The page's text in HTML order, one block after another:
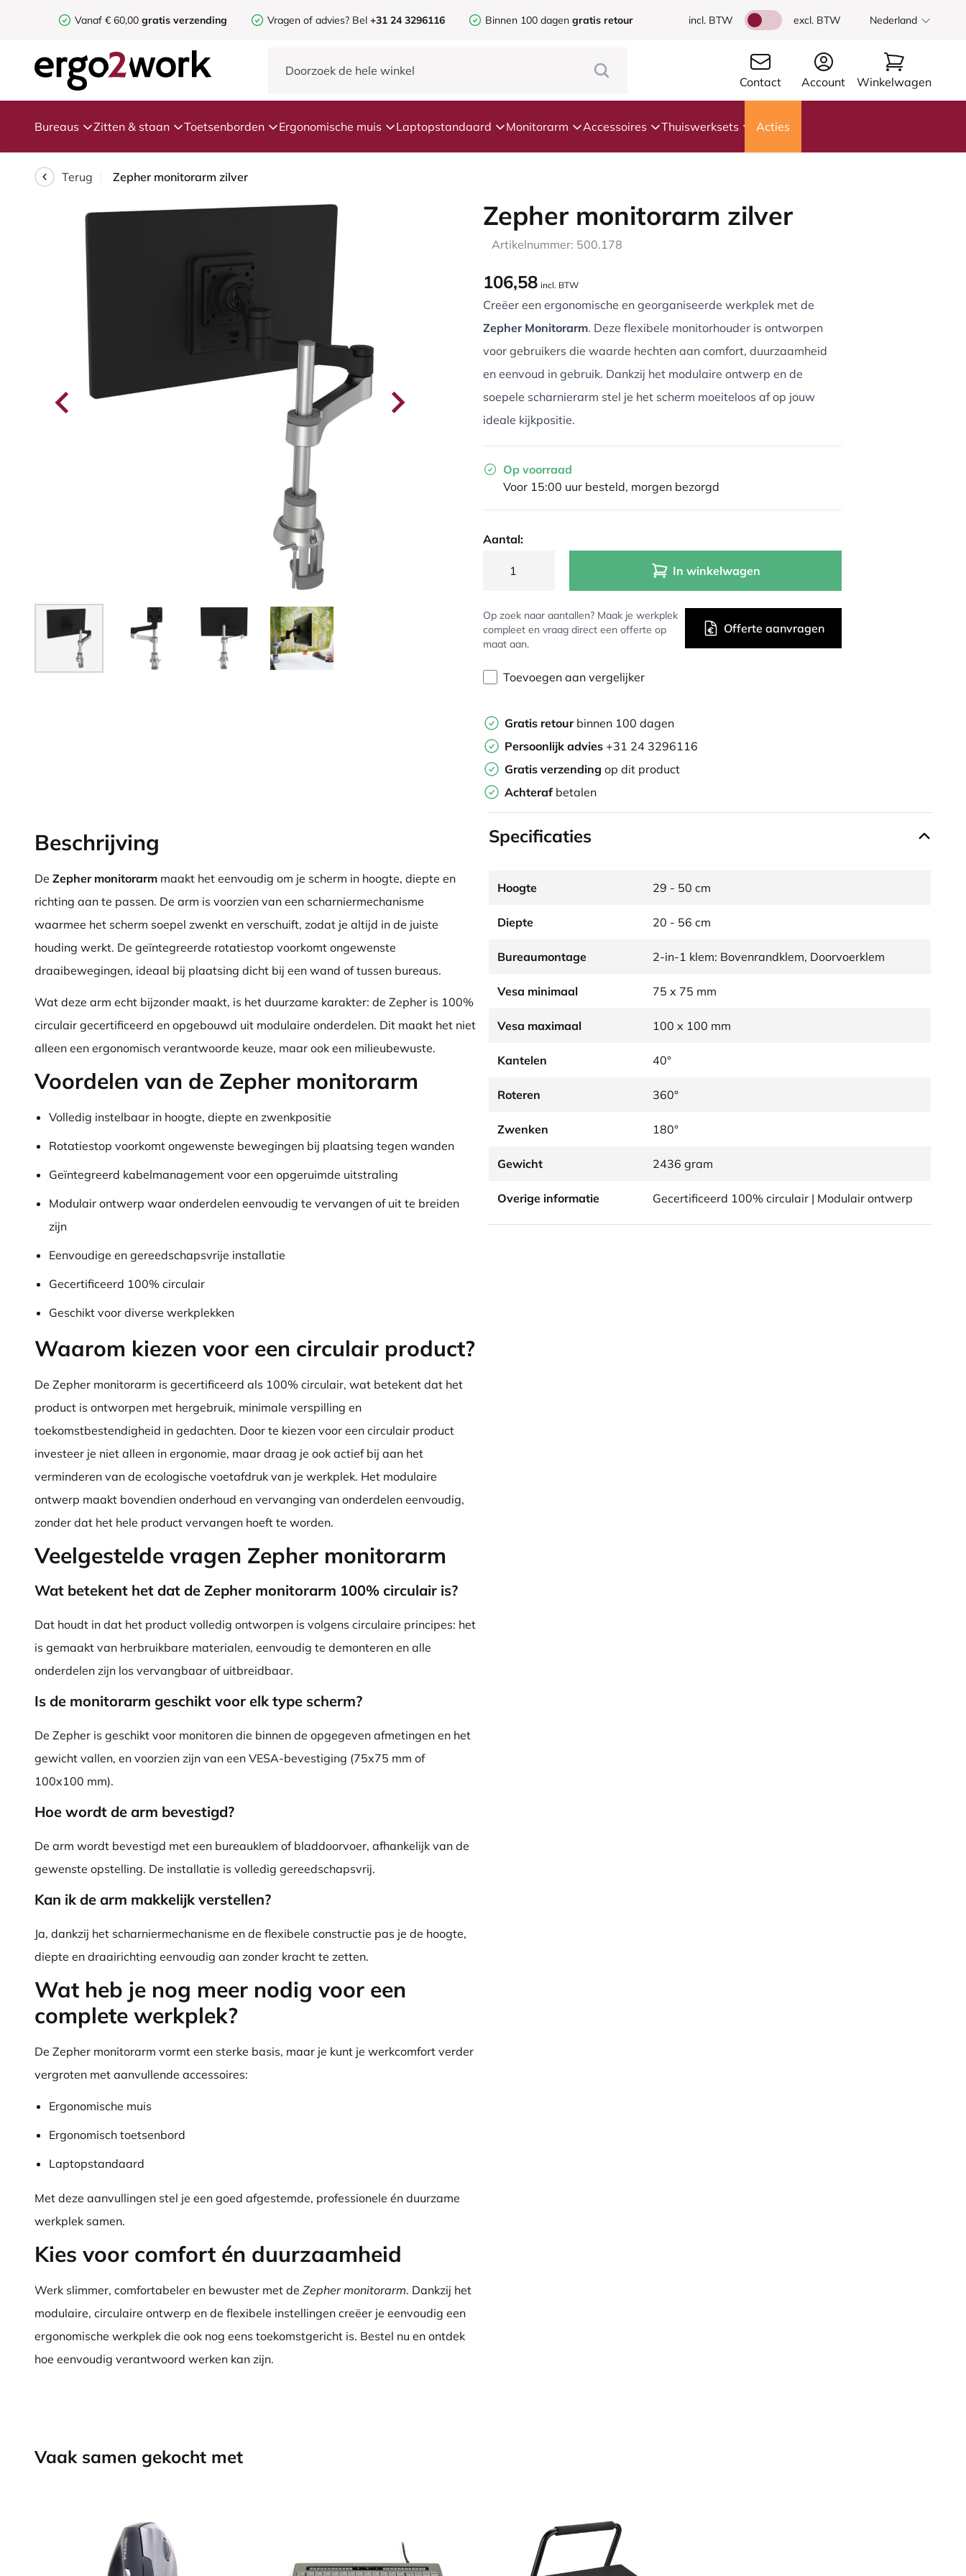
Vanaf € 60,00 gratis verzending Vragen of advies? Bel +31 24 3296116 Binnen 100 dagen gratis retour incl. BTW excl. BTW Nederland
Contact Account Winkelwagen
Bureaus Zitten & staan Toetsenborden Ergonomische muis Laptopstandaard Monitorarm Accessoires Thuiswerksets Acties
Terug Zepher monitorarm zilver
Zepher monitorarm zilver
Artikelnummer: 500.178
106,58 incl. BTW
Creëer een ergonomische en georganiseerde werkplek met de
Zepher Monitorarm. Deze flexibele monitorhouder is ontworpen
voor gebruikers die waarde hechten aan comfort, duurzaamheid
en eenvoud in gebruik. Dankzij het modulaire ontwerp en de
soepele scharnierarm stel je het scherm moeiteloos af op jouw
ideale kijkpositie.
Op voorraad
Voor 15:00 uur besteld, morgen bezorgd
Aantal:
In winkelwagen
Op zoek naar aantallen? Maak je werkplek
compleet en vraag direct een offerte op
maat aan.
Offerte aanvragen
Toevoegen aan vergelijker
Gratis retourbinnen 100 dagen
Persoonlijk advies +31 24 3296116
Gratis verzending op dit product
Achteraf betalen
Beschrijving
De Zepher monitorarm maakt het eenvoudig om je scherm in hoogte, diepte en
richting aan te passen. De arm is voorzien van een scharniermechanisme
waarmee het scherm soepel zwenkt en verschuift, zodat je altijd in de juiste
houding werkt. De geïntegreerde rotatiestop voorkomt ongewenste
draaibewegingen, ideaal bij plaatsing dicht bij een wand of tussen bureaus.
Wat deze arm echt bijzonder maakt, is het duurzame karakter: de Zepher is 100%
circulair gecertificeerd en opgebouwd uit modulaire onderdelen. Dit maakt het niet
alleen een ergonomisch verantwoorde keuze, maar ook een milieubewuste.
Voordelen van de Zepher monitorarm
Volledig instelbaar in hoogte, diepte en zwenkpositie
Rotatiestop voorkomt ongewenste bewegingen bij plaatsing tegen wanden
Geïntegreerd kabelmanagement voor een opgeruimde uitstraling
Modulair ontwerp waar onderdelen eenvoudig te vervangen of uit te breiden
zijn
Eenvoudige en gereedschapsvrije installatie
Gecertificeerd 100% circulair
Geschikt voor diverse werkplekken
Waarom kiezen voor een circulair product?
De Zepher monitorarm is gecertificeerd als 100% circulair, wat betekent dat het
product is ontworpen met hergebruik, minimale verspilling en
toekomstbestendigheid in gedachten. Door te kiezen voor een circulair product
investeer je niet alleen in ergonomie, maar draag je ook actief bij aan het
verminderen van de ecologische voetafdruk van je werkplek. Het modulaire
ontwerp maakt bovendien onderhoud en vervanging van onderdelen eenvoudig,
zonder dat het hele product vervangen hoeft te worden.
Veelgestelde vragen Zepher monitorarm
Wat betekent het dat de Zepher monitorarm 100% circulair is?
Dat houdt in dat het product volledig ontworpen is volgens circulaire principes: het
is gemaakt van herbruikbare materialen, eenvoudig te demonteren en alle
onderdelen zijn los vervangbaar of uitbreidbaar.
Is de monitorarm geschikt voor elk type scherm?
De Zepher is geschikt voor monitoren die binnen de opgegeven afmetingen en het
gewicht vallen, en voorzien zijn van een VESA-bevestiging (75x75 mm of
100x100 mm).
Hoe wordt de arm bevestigd?
De arm wordt bevestigd met een bureauklem of bladdoorvoer, afhankelijk van de
gewenste opstelling. De installatie is volledig gereedschapsvrij.
Kan ik de arm makkelijk verstellen?
Ja, dankzij het scharniermechanisme en de flexibele constructie pas je de hoogte,
diepte en draairichting eenvoudig aan zonder kracht te zetten.
Wat heb je nog meer nodig voor een
complete werkplek?
De Zepher monitorarm vormt een sterke basis, maar je kunt je werkcomfort verder
vergroten met aanvullende accessoires:
Ergonomische muis
Ergonomisch toetsenbord
Laptopstandaard
Met deze aanvullingen stel je een goed afgestemde, professionele én duurzame
werkplek samen.
Kies voor comfort én duurzaamheid
Werk slimmer, comfortabeler en bewuster met de Zepher monitorarm. Dankzij het
modulaire, circulaire ontwerp en de flexibele instellingen creëer je eenvoudig een
ergonomische werkplek die ook nog eens toekomstgericht is. Bestel nu en ontdek
hoe eenvoudig verantwoord werken kan zijn.
Specificaties
Hoogte 29 - 50 cm
Diepte 20 - 56 cm
Bureaumontage 2-in-1 klem: Bovenrandklem, Doorvoerklem
Vesa minimaal 75 x 75 mm
Vesa maximaal 100 x 100 mm
Kantelen 40°
Roteren 360°
Zwenken 180°
Gewicht 2436 gram
Overige informatie Gecertificeerd 100% circulair | Modulair ontwerp
Vaak samen gekocht met